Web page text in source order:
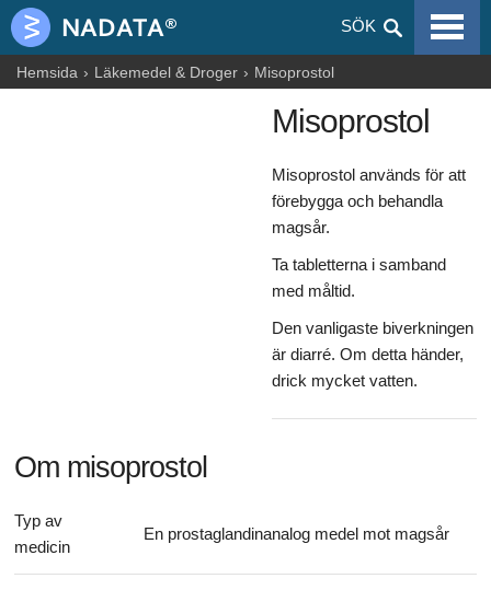
SÖK
VIRALA SJUKDOMAR
ALLERGIER
Hemsida Läkemedel & Droger Misoprostol
Misoprostol
Misoprostol används för att
förebygga och behandla
magsår.
Ta tabletterna i samband
med måltid.
Den vanligaste biverkningen
är diarré. Om detta händer,
drick mycket vatten.
Om misoprostol
Typ av
medicin
En prostaglandinanalog medel mot magsår